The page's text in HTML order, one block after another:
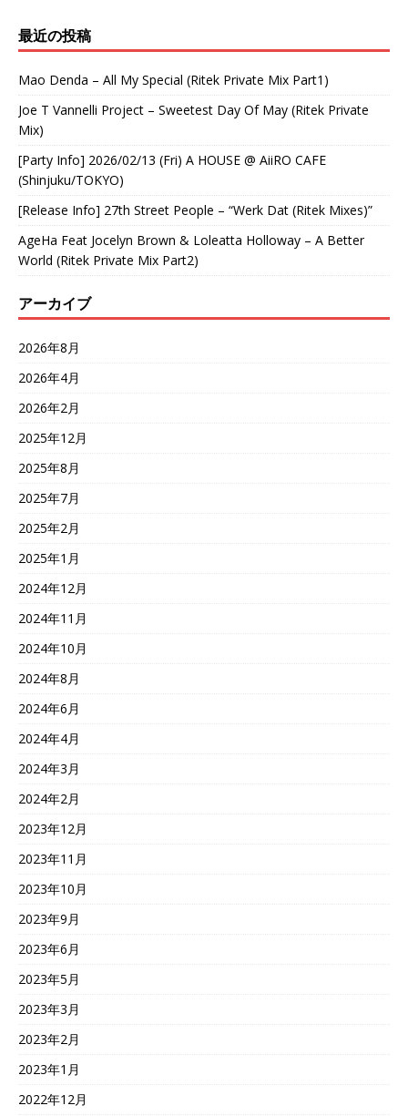
最近の投稿
Mao Denda – All My Special (Ritek Private Mix Part1)
Joe T Vannelli Project – Sweetest Day Of May (Ritek Private
Mix)
[Party Info] 2026/02/13 (Fri) A HOUSE @ AiiRO CAFE
(Shinjuku/TOKYO)
[Release Info] 27th Street People – “Werk Dat (Ritek Mixes)”
AgeHa Feat Jocelyn Brown & Loleatta Holloway – A Better
World (Ritek Private Mix Part2)
アーカイブ
2026年8月
2026年4月
2026年2月
2025年12月
2025年8月
2025年7月
2025年2月
2025年1月
2024年12月
2024年11月
2024年10月
2024年8月
2024年6月
2024年4月
2024年3月
2024年2月
2023年12月
2023年11月
2023年10月
2023年9月
2023年6月
2023年5月
2023年3月
2023年2月
2023年1月
2022年12月